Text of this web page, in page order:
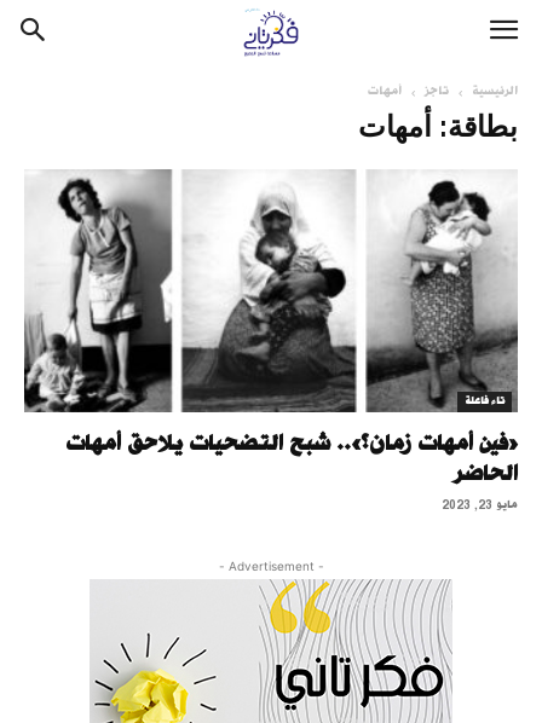
الرئيسية تاجز أمهات
بطاقة: أمهات
تاء فاعلة
«فين أمهات زمان؟».. شبح التضحيات يلاحق أمهات
الحاضر
مايو 23, 2023
- Advertisement -